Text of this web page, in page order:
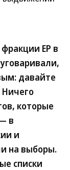
ЕР в
давайте
Ничего
которые
в
и
на выборы.
списки